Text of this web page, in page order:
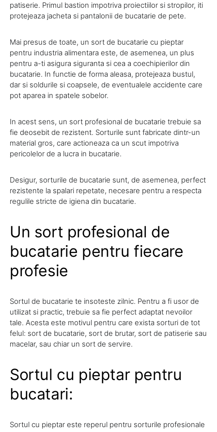
patiserie. Primul bastion impotriva proiectiilor si stropilor, iti
protejeaza jacheta si pantalonii de bucatarie de pete.
Mai presus de toate, un sort de bucatarie cu pieptar
pentru industria alimentara este, de asemenea, un plus
pentru a-ti asigura siguranta si cea a coechipierilor din
bucatarie. In functie de forma aleasa, protejeaza bustul,
dar si soldurile si coapsele, de eventualele accidente care
pot aparea in spatele sobelor.
In acest sens, un sort profesional de bucatarie trebuie sa
fie deosebit de rezistent. Sorturile sunt fabricate dintr-un
material gros, care actioneaza ca un scut impotriva
pericolelor de a lucra in bucatarie.
Desigur, sorturile de bucatarie sunt, de asemenea, perfect
rezistente la spalari repetate, necesare pentru a respecta
regulile stricte de igiena din bucatarie.
Un sort profesional de
bucatarie pentru fiecare
profesie
Sortul de bucatarie te insoteste zilnic. Pentru a fi usor de
utilizat si practic, trebuie sa fie perfect adaptat nevoilor
tale. Acesta este motivul pentru care exista sorturi de tot
felul: sort de bucatarie, sort de brutar, sort de patiserie sau
macelar, sau chiar un sort de servire.
Sortul cu pieptar pentru
bucatari:
Sortul cu pieptar este reperul pentru sorturile profesionale